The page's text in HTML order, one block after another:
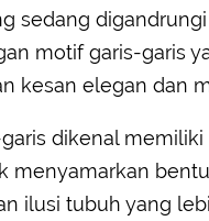
sedang
motif garis-garis
kesan elegan dan
dikenal
menyamarkan
ilusi tubuh yang